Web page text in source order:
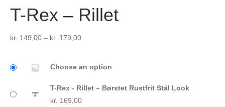
T-Rex – Rillet
kr. 149,00 – kr. 179,00Prisinterval:
kr. 179,00
Choose an option
T-Rex - Rillet – Børstet Rustfrit Stål Look
kr. 169,00